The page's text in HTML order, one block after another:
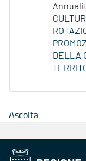
DELLA
Ascolta